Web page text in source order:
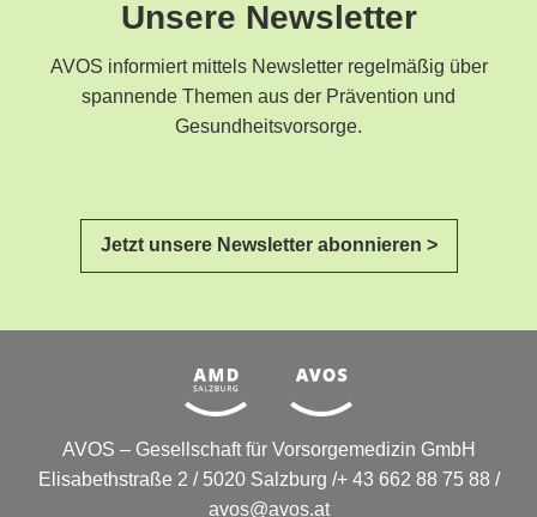
Unsere Newsletter
AVOS informiert mittels Newsletter regelmäßig über
spannende Themen aus der Prävention und
Gesundheitsvorsorge.
Jetzt unsere Newsletter abonnieren >
AVOS – Gesellschaft für Vorsorgemedizin GmbH
Elisabethstraße 2 / 5020 Salzburg /+ 43 662 88 75 88 /
avos@avos.at